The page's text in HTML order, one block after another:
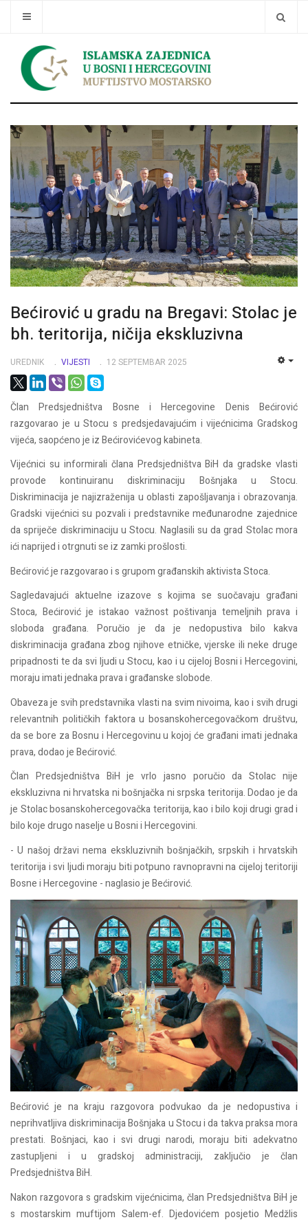
Traži
Bećirović u gradu na Bregavi: Stolac je
bh. teritorija, ničija ekskluzivna
UREDNIK VIJESTI 12 SEPTEMBAR 2025
Član Predsjedništva Bosne i Hercegovine Denis Bećirović
razgovarao je u Stocu s predsjedavajućim i vijećnicima Gradskog
vijeća, saopćeno je iz Bećirovićevog kabineta.
Vijećnici su informirali člana Predsjedništva BiH da gradske vlasti
provode kontinuiranu diskriminaciju Bošnjaka u Stocu.
Diskriminacija je najizraženija u oblasti zapošljavanja i obrazovanja.
Gradski vijećnici su pozvali i predstavnike međunarodne zajednice
da spriječe diskriminaciju u Stocu. Naglasili su da grad Stolac mora
ići naprijed i otrgnuti se iz zamki prošlosti.
Bećirović je razgovarao i s grupom građanskih aktivista Stoca.
Sagledavajući aktuelne izazove s kojima se suočavaju građani
Stoca, Bećirović je istakao važnost poštivanja temeljnih prava i
sloboda građana. Poručio je da je nedopustiva bilo kakva
diskriminacija građana zbog njihove etničke, vjerske ili neke druge
pripadnosti te da svi ljudi u Stocu, kao i u cijeloj Bosni i Hercegovini,
moraju imati jednaka prava i građanske slobode.
Obaveza je svih predstavnika vlasti na svim nivoima, kao i svih drugi
relevantnih političkih faktora u bosanskohercegovačkom društvu,
da se bore za Bosnu i Hercegovinu u kojoj će građani imati jednaka
prava, dodao je Bećirović.
Član Predsjedništva BiH je vrlo jasno poručio da Stolac nije
ekskluzivna ni hrvatska ni bošnjačka ni srpska teritorija. Dodao je da
je Stolac bosanskohercegovačka teritorija, kao i bilo koji drugi grad i
bilo koje drugo naselje u Bosni i Hercegovini.
- U našoj državi nema ekskluzivnih bošnjačkih, srpskih i hrvatskih
teritorija i svi ljudi moraju biti potpuno ravnopravni na cijeloj teritoriji
Bosne i Hercegovine - naglasio je Bećirović.
Bećirović je na kraju razgovora podvukao da je nedopustiva i
neprihvatljiva diskriminacija Bošnjaka u Stocu i da takva praksa mora
prestati. Bošnjaci, kao i svi drugi narodi, moraju biti adekvatno
zastupljeni i u gradskoj administraciji, zaključio je član
Predsjedništva BiH.
Nakon razgovora s gradskim vijećnicima, član Predsjedništva BiH je
s mostarskim muftijom Salem-ef. Djedovićem posjetio Medžlis